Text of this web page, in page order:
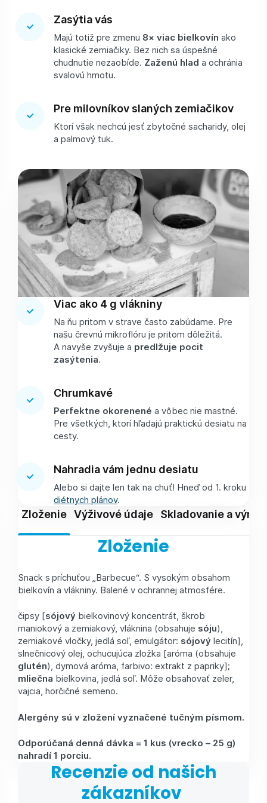
Zasýtia vás
Majú totiž pre zmenu 8× viac bielkovín ako
klasické zemiačiky. Bez nich sa úspešné
chudnutie nezaobíde. Zaženú hlad a ochránia
svalovú hmotu.
Pre milovníkov slaných zemiačikov
Ktorí však nechcú jesť zbytočné sacharidy, olej
a palmový tuk.
Viac ako 4 g vlákniny
Na ňu pritom v strave často zabúdame. Pre
našu črevnú mikroflóru je pritom dôležitá.
A navyše zvyšuje a predlžuje pocit
zasýtenia.
Chrumkavé
Perfektne okorenené a vôbec nie mastné.
Pre všetkých, ktorí hľadajú praktickú desiatu na
cesty.
Nahradia vám jednu desiatu
Alebo si dajte len tak na chuť! Hneď od 1. kroku
diétnych plánov.
Zloženie Výživové údaje Skladovanie a
Zloženie
Snack s príchuťou „Barbecue“. S vysokým obsahom
bielkovín a vlákniny. Balené v ochrannej atmosfére.
čipsy [sójový bielkovinový koncentrát, škrob
maniokový a zemiakový, vláknina (obsahuje sóju),
zemiakové vločky, jedlá soľ, emulgátor: sójový lecitín],
slnečnicový olej, ochucujúca zložka [aróma (obsahuje
glutén), dymová aróma, farbivo: extrakt z papriky];
mliečna bielkovina, jedlá soľ. Môže obsahovať zeler,
vajcia, horčičné semeno.
Alergény sú v zložení vyznačené tučným písmom.
Odporúčaná denná dávka = 1 kus (vrecko –⁠ 25 g)
nahradí 1 porciu.
Recenzie od našich
zákazníkov